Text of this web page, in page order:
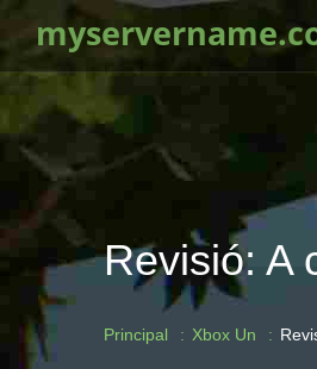
Revisió: A
Principal Xbox Un